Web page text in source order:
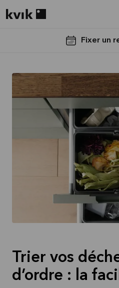
Fixer un
Trier vos
d’ordre : la